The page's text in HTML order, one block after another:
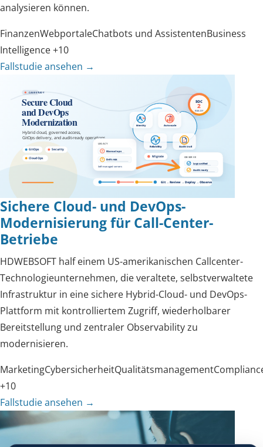
analysieren können.
FinanzenWebportaleChatbots und AssistentenBusiness
Intelligence+10
Fallstudie ansehen →
Sichere Cloud- und DevOps-
Modernisierung für Call-Center-
Betriebe
HDWEBSOFT half einem US-amerikanischen Callcenter-
Technologieunternehmen, die veraltete, selbstverwaltete
Infrastruktur in eine sichere Hybrid-Cloud- und DevOps-
Plattform mit kontrolliertem Zugriff, wiederholbarer
Bereitstellung und zentraler Observability zu
modernisieren.
MarketingCybersicherheitQualitätsmanagement
+10
Fallstudie ansehen →